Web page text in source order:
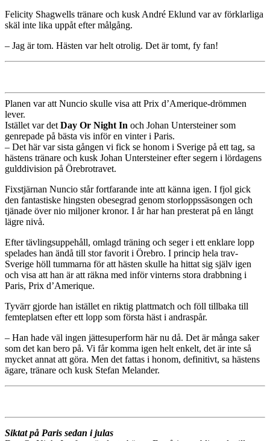
Felicity Shagwells tränare och kusk André Eklund var av förklarliga
skäl inte lika uppåt efter målgång.
– Jag är tom. Hästen var helt otrolig. Det är tomt, fy fan!
Planen var att Nuncio skulle visa att Prix d’Amerique-drömmen
lever.
Istället var det Day Or Night In och Johan Untersteiner som
genrepade på bästa vis inför en vinter i Paris.
– Det här var sista gången vi fick se honom i Sverige på ett tag, sa
hästens tränare och kusk Johan Untersteiner efter segern i lördagens
gulddivision på Örebrotravet.
Fixstjärnan Nuncio står fortfarande inte att känna igen. I fjol gick
den fantastiske hingsten obesegrad genom storloppssäsongen och
tjänade över nio miljoner kronor. I år har han presterat på en långt
lägre nivå.
Efter tävlingsuppehåll, omlagd träning och seger i ett enklare lopp
spelades han ändå till stor favorit i Örebro. I princip hela trav-
Sverige höll tummarna för att hästen skulle ha hittat sig själv igen
och visa att han är att räkna med inför vinterns stora drabbning i
Paris, Prix d’Amerique.
Tyvärr gjorde han istället en riktig plattmatch och föll tillbaka till
femteplatsen efter ett lopp som första häst i andraspår.
– Han hade väl ingen jättesuperform här nu då. Det är många saker
som det kan bero på. Vi får komma igen helt enkelt, det är inte så
mycket annat att göra. Men det fattas i honom, definitivt, sa hästens
ägare, tränare och kusk Stefan Melander.
Siktat på Paris sedan i julas